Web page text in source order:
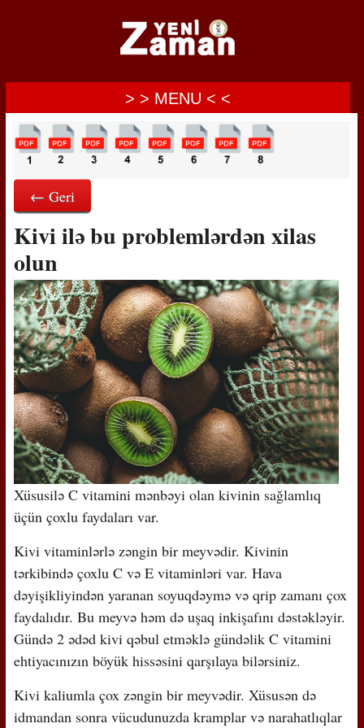
> > MENU < <
← Geri
Kivi ilə bu problemlərdən xilas
olun
Xüsusilə C vitamini mənbəyi olan kivinin sağlamlıq
üçün çoxlu faydaları var.
Kivi vitaminlərlə zəngin bir meyvədir. Kivinin
tərkibində çoxlu C və E vitaminləri var. Hava
dəyişikliyindən yaranan soyuqdəymə və qrip zamanı çox
faydalıdır. Bu meyvə həm də uşaq inkişafını dəstəkləyir.
Gündə 2 ədəd kivi qəbul etməklə gündəlik C vitamini
ehtiyacınızın böyük hissəsini qarşılaya bilərsiniz.
Kivi kaliumla çox zəngin bir meyvədir. Xüsusən də
idmandan sonra vücudunuzda kramplar və narahatlıqlar